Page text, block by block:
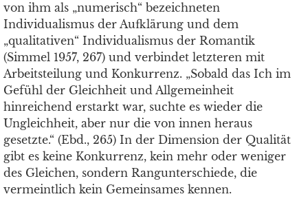
von ihm als „numerisch“ bezeichneten
Individualismus der Aufklärung und dem
„qualitativen“ Individualismus der Romantik
(Simmel 1957, 267) und verbindet letzteren mit
Arbeitsteilung und Konkurrenz. „Sobald das Ich im
Gefühl der Gleichheit und Allgemeinheit
hinreichend erstarkt war, suchte es wieder die
Ungleichheit, aber nur die von innen heraus
gesetzte.“ (Ebd., 265) In der Dimension der Qualität
gibt es keine Konkurrenz, kein mehr oder weniger
des Gleichen, sondern Rangunterschiede, die
vermeintlich kein Gemeinsames kennen.